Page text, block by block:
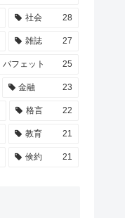
社会 28
雑誌 27
バフェット 25
金融 23
格言 22
教育 21
倹約 21